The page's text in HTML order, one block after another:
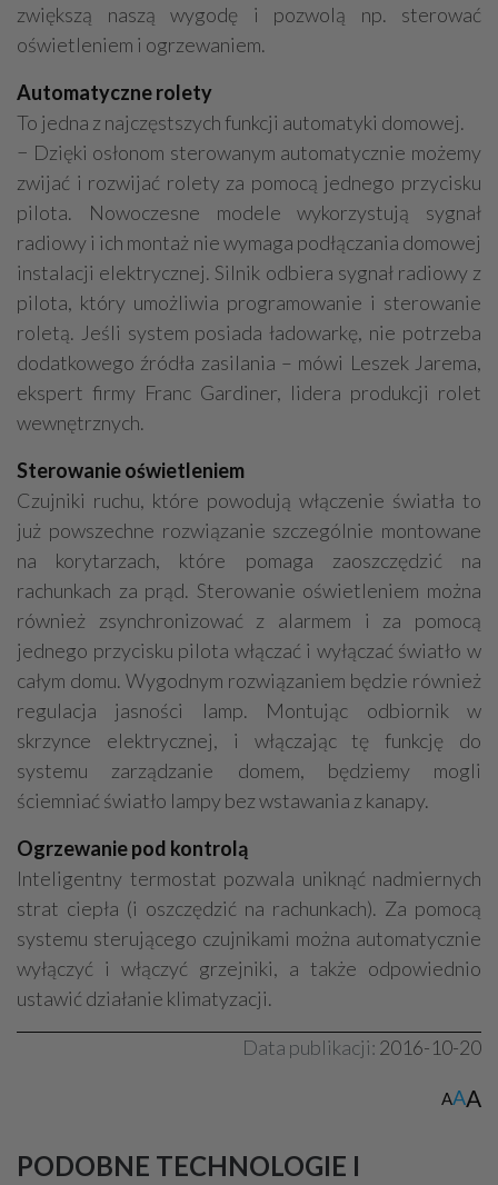
zwiększą naszą wygodę i pozwolą np. sterować
oświetleniem i ogrzewaniem.
Automatyczne rolety
To jedna z najczęstszych funkcji automatyki domowej.
− Dzięki osłonom sterowanym automatycznie możemy
zwijać i rozwijać rolety za pomocą jednego przycisku
pilota. Nowoczesne modele wykorzystują sygnał
radiowy i ich montaż nie wymaga podłączania domowej
instalacji elektrycznej. Silnik odbiera sygnał radiowy z
pilota, który umożliwia programowanie i sterowanie
roletą. Jeśli system posiada ładowarkę, nie potrzeba
dodatkowego źródła zasilania – mówi Leszek Jarema,
ekspert firmy Franc Gardiner, lidera produkcji rolet
wewnętrznych.
Sterowanie oświetleniem
Czujniki ruchu, które powodują włączenie światła to
już powszechne rozwiązanie szczególnie montowane
na korytarzach, które pomaga zaoszczędzić na
rachunkach za prąd. Sterowanie oświetleniem można
również zsynchronizować z alarmem i za pomocą
jednego przycisku pilota włączać i wyłączać światło w
całym domu. Wygodnym rozwiązaniem będzie również
regulacja jasności lamp. Montując odbiornik w
skrzynce elektrycznej, i włączając tę funkcję do
systemu zarządzanie domem, będziemy mogli
ściemniać światło lampy bez wstawania z kanapy.
Ogrzewanie pod kontrolą
Inteligentny termostat pozwala uniknąć nadmiernych
strat ciepła (i oszczędzić na rachunkach). Za pomocą
systemu sterującego czujnikami można automatycznie
wyłączyć i włączyć grzejniki, a także odpowiednio
ustawić działanie klimatyzacji.
Data publikacji: 2016-10-20
AAA
PODOBNE TECHNOLOGIE I